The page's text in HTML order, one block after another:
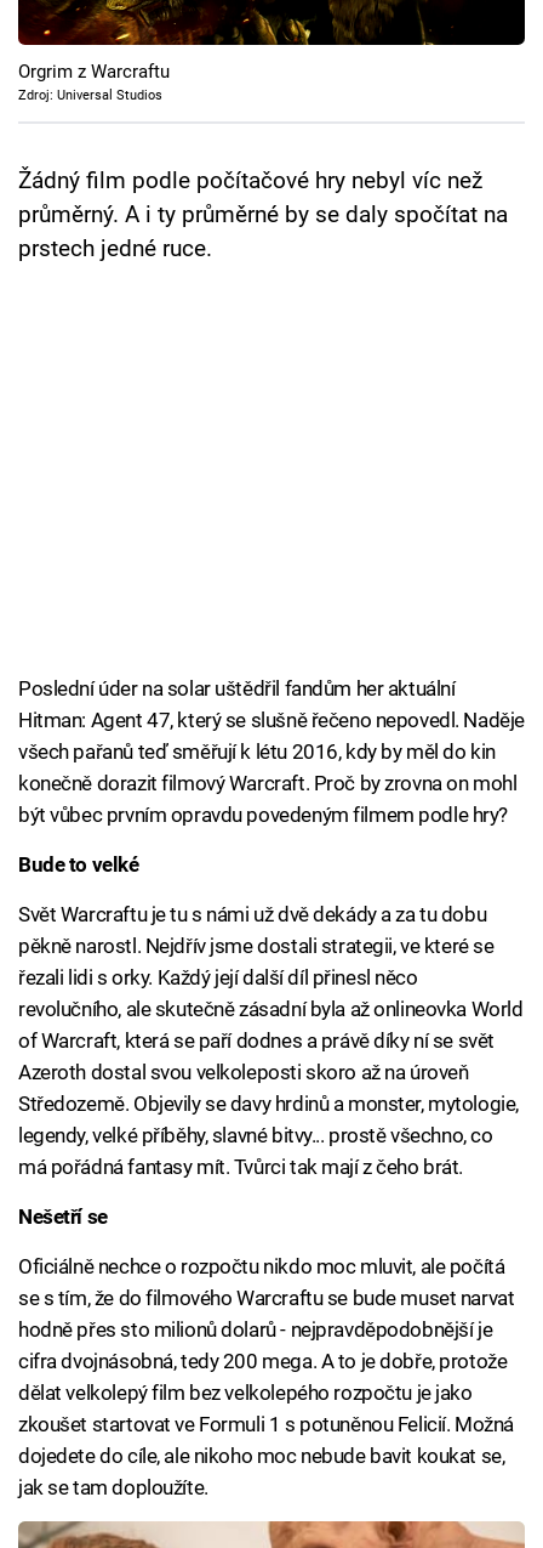
Cool Esport
Pořady
Sledujte prima+
Orgrim z Warcraftu
Zdroj: Universal Studios
Žádný film podle počítačové hry nebyl víc než
průměrný. A i ty průměrné by se daly spočítat na
prstech jedné ruce.
Poslední úder na solar uštědřil fandům her aktuální
Hitman: Agent 47, který se slušně řečeno nepovedl. Naděje
všech pařanů teď směřují k létu 2016, kdy by měl do kin
konečně dorazit filmový Warcraft. Proč by zrovna on mohl
být vůbec prvním opravdu povedeným filmem podle hry?
Bude to velké
Svět Warcraftu je tu s námi už dvě dekády a za tu dobu
pěkně narostl. Nejdřív jsme dostali strategii, ve které se
řezali lidi s orky. Každý její další díl přinesl něco
revolučního, ale skutečně zásadní byla až onlineovka World
of Warcraft, která se paří dodnes a právě díky ní se svět
Azeroth dostal svou velkoleposti skoro až na úroveň
Středozemě. Objevily se davy hrdinů a monster, mytologie,
legendy, velké příběhy, slavné bitvy... prostě všechno, co
má pořádná fantasy mít. Tvůrci tak mají z čeho brát.
Nešetří se
Oficiálně nechce o rozpočtu nikdo moc mluvit, ale počítá
se s tím, že do filmového Warcraftu se bude muset narvat
hodně přes sto milionů dolarů - nejpravděpodobnější je
cifra dvojnásobná, tedy 200 mega. A to je dobře, protože
dělat velkolepý film bez velkolepého rozpočtu je jako
zkoušet startovat ve Formuli 1 s potuněnou Felicií. Možná
dojedete do cíle, ale nikoho moc nebude bavit koukat se,
jak se tam doploužíte.